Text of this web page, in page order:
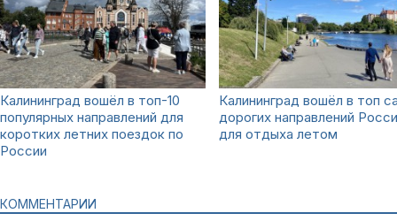
Калининград вошёл в топ-10
популярных направлений для
коротких летних поездок по
России
Калининград вошёл в топ
дорогих направлений
для отдыха летом
КОММЕНТАРИИ